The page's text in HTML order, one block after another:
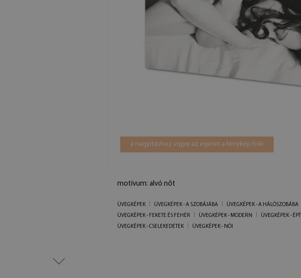
a nagyításhoz vigye az egeret a fénykép fölé
motívum: alvó nőt
ÜVEGKÉPEK ÜVEGKÉPEK - A SZOBÁJÁBA ÜVEGKÉPEK - A HÁLÓSZOBÁBA
ÜVEGKÉPEK - FEKETE ÉS FEHÉR
ÜVEGKÉPEK - MODERN ÜVEGKÉPEK -
ÜVEGKÉPEK - CSELEKEDETEK
ÜVEGKÉPEK - NŐI